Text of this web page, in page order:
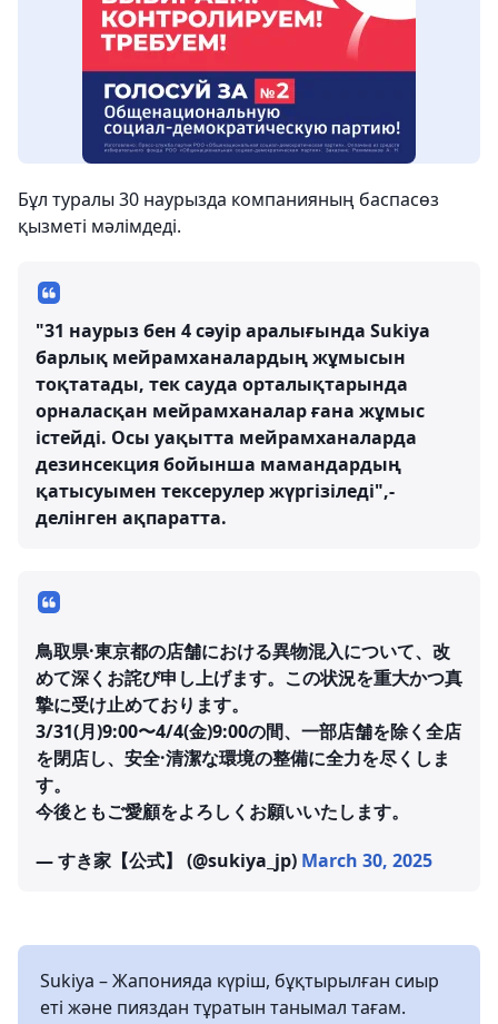
Бұл туралы 30 наурызда компанияның баспасөз
қызметі мәлімдеді.
"31 наурыз бен 4 сәуір аралығында Sukiya
барлық мейрамханалардың жұмысын
тоқтатады, тек сауда орталықтарында
орналасқан мейрамханалар ғана жұмыс
істейді. Осы уақытта мейрамханаларда
дезинсекция бойынша мамандардың
қатысуымен тексерулер жүргізіледі",-
делінген ақпаратта.
鳥取県·東京都の店舗における異物混入について、改
めて深くお詫び申し上げます。この状況を重大かつ真
摯に受け止めております。
3/31(月)9:00〜4/4(金)9:00の間、一部店舗を除く全店
を閉店し、安全·清潔な環境の整備に全力を尽くしま
す。
今後ともご愛顧をよろしくお願いいたします。
— すき家【公式】 (@sukiya_jp) March 30, 2025
Sukiya – Жапонияда күріш, бұқтырылған сиыр
еті және пияздан тұратын танымал тағам.